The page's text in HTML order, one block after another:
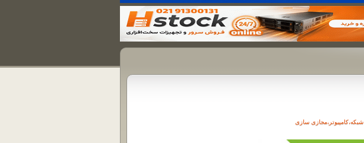
شبکه،کامپیوتر ،مجازی سازی